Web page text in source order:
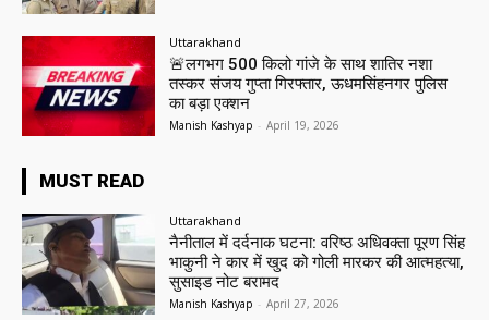
Uttarakhand
🚨लगभग 500 किलो गांजे के साथ शातिर नशा
तस्कर संजय गुप्ता गिरफ्तार, ऊधमसिंहनगर पुलिस
का बड़ा एक्शन
Manish Kashyap - April 19, 2026
MUST READ
Uttarakhand
नैनीताल में दर्दनाक घटना: वरिष्ठ अधिवक्ता पूरण सिंह
भाकुनी ने कार में खुद को गोली मारकर की आत्महत्या,
सुसाइड नोट बरामद
Manish Kashyap - April 27, 2026